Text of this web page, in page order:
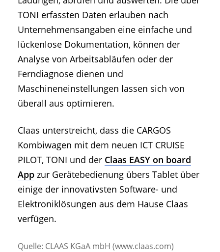
TONI erfassten Daten erlauben nach
Unternehmensangaben eine einfache und
lückenlose Dokumentation, können der
Analyse von Arbeitsabläufen oder der
Ferndiagnose dienen und
Maschineneinstellungen lassen sich von
überall aus optimieren.
Claas unterstreicht, dass die CARGOS
Kombiwagen mit dem neuen ICT CRUISE
PILOT, TONI und der Claas EASY on board
App zur Gerätebedienung übers Tablet über
einige der innovativsten Software- und
Elektroniklösungen aus dem Hause Claas
verfügen.
Quelle: CLAAS KGaA mbH (www.claas.com)